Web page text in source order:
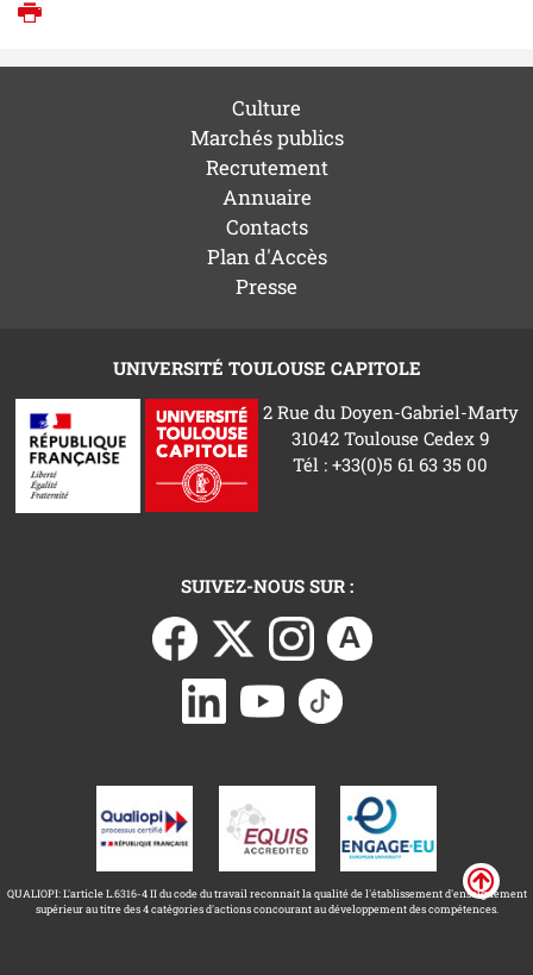
Culture
Marchés publics
Recrutement
Annuaire
Contacts
Plan d'Accès
Presse
UNIVERSITÉ TOULOUSE CAPITOLE
2 Rue du Doyen-Gabriel-Marty
31042 Toulouse Cedex 9
Tél : +33(0)5 61 63 35 00
SUIVEZ-NOUS SUR :
QUALIOPI: L'article L.6316-4 II du code du travail reconnait la qualité de l'établissement d'enseignement
supérieur au titre des 4 catégories d'actions concourant au développement des compétences.